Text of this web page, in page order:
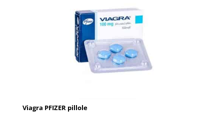
Viagra PFIZER pillole